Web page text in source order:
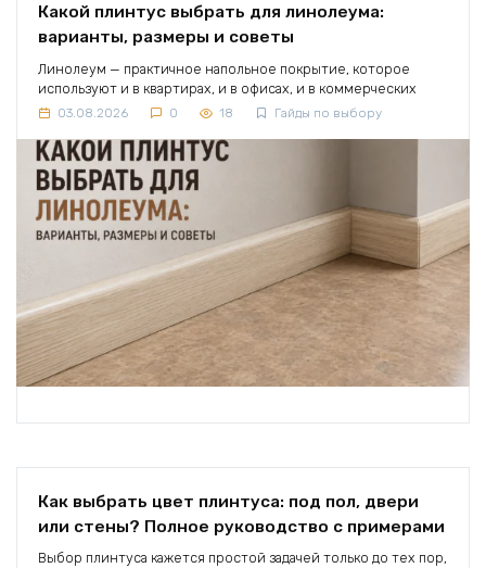
Какой плинтус выбрать для линолеума:
варианты, размеры и советы
Линолеум — практичное напольное покрытие, которое
используют и в квартирах, и в офисах, и в коммерческих
03.08.2026 0 18 Гайды по выбору
Как выбрать цвет плинтуса: под пол, двери
или стены? Полное руководство с примерами
Выбор плинтуса кажется простой задачей только до тех пор,